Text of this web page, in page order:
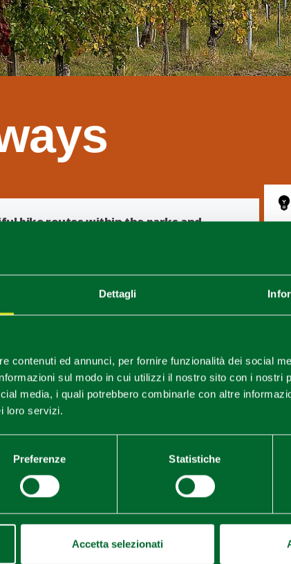
Dettagli
contenuti ed annunci, per fornire funzionalità dei social
sul modo in cui utilizzi il nostro sito con i nostri
media, i quali potrebbero combinarle con altre
loro servizi.
Preferenze Statistiche
Accetta selezionati
bike routes within the parks and
experienced bikers, with one- or half-day
on length, elevation gain, degree of
interest, and a number of useful
to download.
Cycleway,Taro Cycleway,Stirone
website.